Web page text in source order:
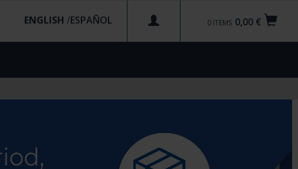
0,00 €
0 ITEMS
ENGLISH /